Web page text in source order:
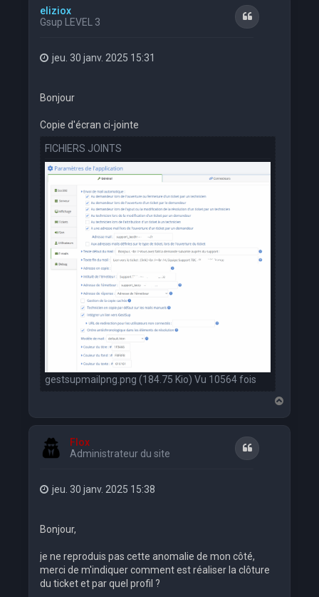
eliziox
Gsup LEVEL 3
Citation
jeu. 30 janv. 2025 15:31
Bonjour
Copie d'écran ci-jointe
FICHIERS JOINTS
gestsupmailpng.png (184.75 Kio) Vu 10564 fois
a
u
Flox
Administrateur du site
Citation
jeu. 30 janv. 2025 15:38
Bonjour,
je ne reproduis pas cette anomalie de mon côté,
merci de m'indiquer comment est réaliser la clôture
du ticket et par quel profil ?